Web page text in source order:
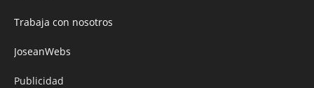
Trabaja con nosotros
JoseanWebs
Publicidad